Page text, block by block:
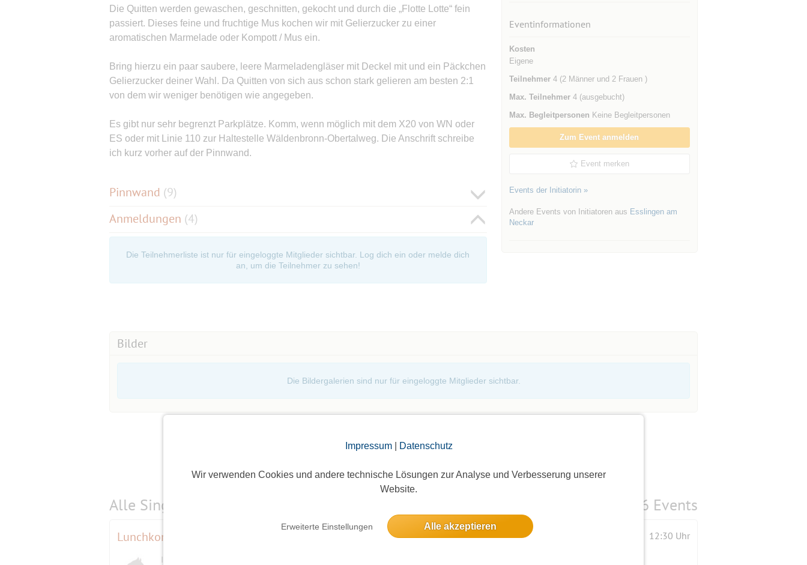
Impressum| Datenschutz
Wir verwenden Cookies und andere technische Lösungen zur Analyse und Verbesserung unserer
Website.
Erweiterte Einstellungen Alle akzeptieren
Die Quitten werden gewaschen, geschnitten, gekocht und durch die „Flotte Lotte“ fein
passiert. Dieses feine und fruchtige Mus kochen wir mit Gelierzucker zu einer
aromatischen Marmelade oder Kompott / Mus ein.
Bring hierzu ein paar saubere, leere Marmeladengläser mit Deckel mit und ein Päckchen
Gelierzucker deiner Wahl. Da Quitten von sich aus schon stark gelieren am besten 2:1
von dem wir weniger benötigen wie angegeben.
Es gibt nur sehr begrenzt Parkplätze. Komm, wenn möglich mit dem X20 von WN oder
ES oder mit Linie 110 zur Haltestelle Wäldenbronn-Obertalweg. Die Anschrift schreibe
ich kurz vorher auf der Pinnwand.
Pinnwand (9)
Anmeldungen (4)
Die Teilnehmerliste ist nur für eingeloggte Mitglieder sichtbar. Log dich ein oder melde dich
an, um die Teilnehmer zu sehen!
Eventinformationen
Kosten
Eigene
Teilnehmer4 (2 Männer und 2 Frauen )
Max. Teilnehmer4 (ausgebucht)
Max. Begleitpersonen Keine Begleitpersonen
Zum Event anmelden
Event merken
Events der Initiatorin »
Andere Events von Initiatoren aus Esslingen am
Neckar
Bilder
Die Bildergalerien sind nur für eingeloggte Mitglieder sichtbar.
Alle Single-Events am 6 Events
Lunchkonzert 12:30 Uhr
Initiator